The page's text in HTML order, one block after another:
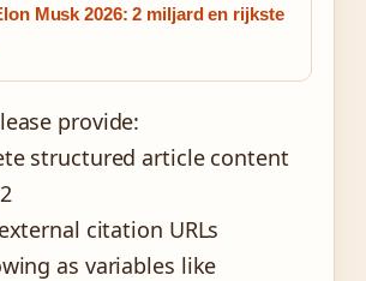
Musk 2026: 2 miljard en rijkste
provide:
structured article content
citation URLs
as variables like